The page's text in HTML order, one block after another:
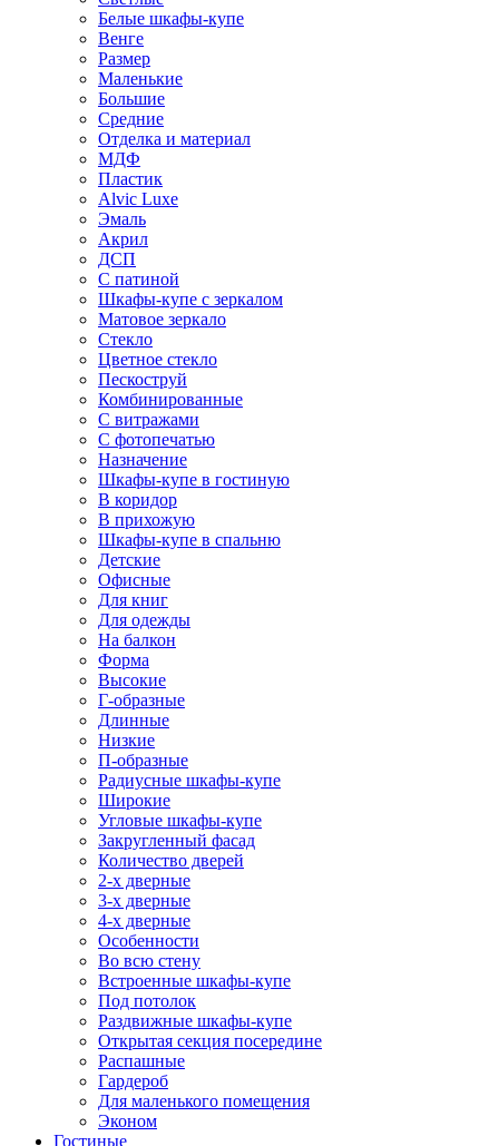
Белые шкафы-купе
Венге
Размер
Маленькие
Большие
Средние
Отделка и материал
МДФ
Пластик
Alvic Luxe
Эмаль
Акрил
ДСП
С патиной
Шкафы-купе с зеркалом
Матовое зеркало
Стекло
Цветное стекло
Пескоструй
Комбинированные
С витражами
С фотопечатью
Назначение
Шкафы-купе в гостиную
В коридор
В прихожую
Шкафы-купе в спальню
Детские
Офисные
Для книг
Для одежды
На балкон
Форма
Высокие
Г-образные
Длинные
Низкие
П-образные
Радиусные шкафы-купе
Широкие
Угловые шкафы-купе
Закругленный фасад
Количество дверей
2-х дверные
3-х дверные
4-х дверные
Особенности
Во всю стену
Встроенные шкафы-купе
Под потолок
Раздвижные шкафы-купе
Открытая секция посередине
Распашные
Гардероб
Для маленького помещения
Эконом
Гостиные